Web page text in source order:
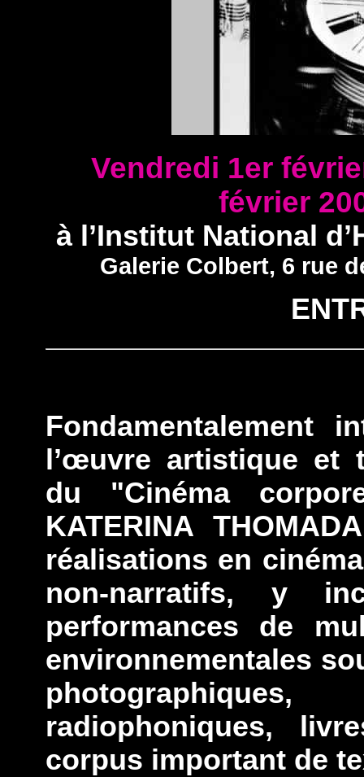
Vendredi 1er
février
à l’Institut National
Galerie Colbert, 6 rue
Fondamentalement
l’œuvre artistique et
du "Cinéma
KATERINA
réalisations en
non-narratifs, y
performances de
environnementales
radiophoniques,
corpus important de